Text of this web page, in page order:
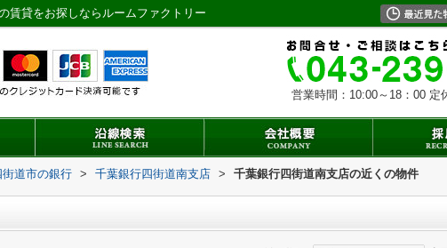
賃貸をお探しならルームファクトリー
営業時間：10:00～18：00 定
街道市の銀行 > 千葉銀行四街道南支店 > 千葉銀行四街道南支店の近くの物件